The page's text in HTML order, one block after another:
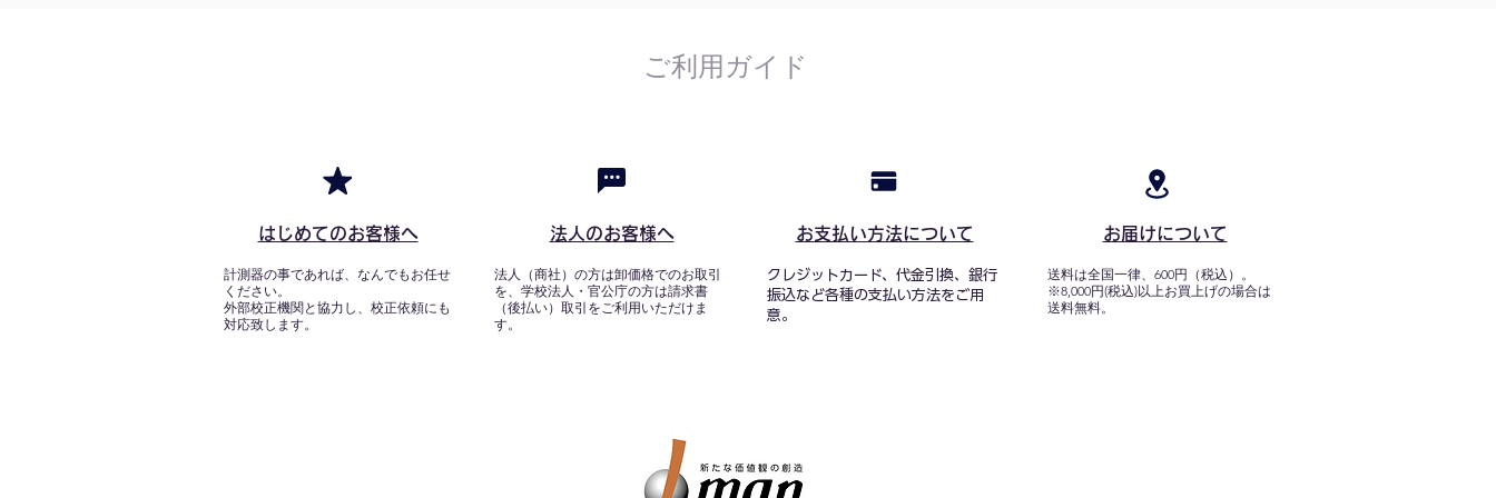
ご利用ガイド
はじめてのお客様へ
計測器の事であれば、なんでもお任せ
ください。
外部校正機関と協力し、校正依頼にも
対応致します。
法人のお客様へ
法人（商社）の方は卸価格でのお取引
を、学校法人・官公庁の方は請求書
（後払い）取引をご利用いただけま
す。
お支払い方法について
クレジットカード、代金引換、銀行
振込など各種の支払い方法をご用
意。
お届けについて
送料は全国一律、600円（税込）。
※8,000円(税込)以上お買上げの場合は
送料無料。